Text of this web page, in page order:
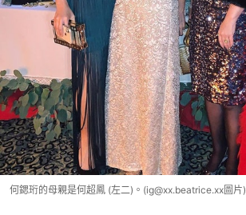
何鍶珩的母親是何超鳳 (左二)。(ig@xx.beatrice.xx圖片)